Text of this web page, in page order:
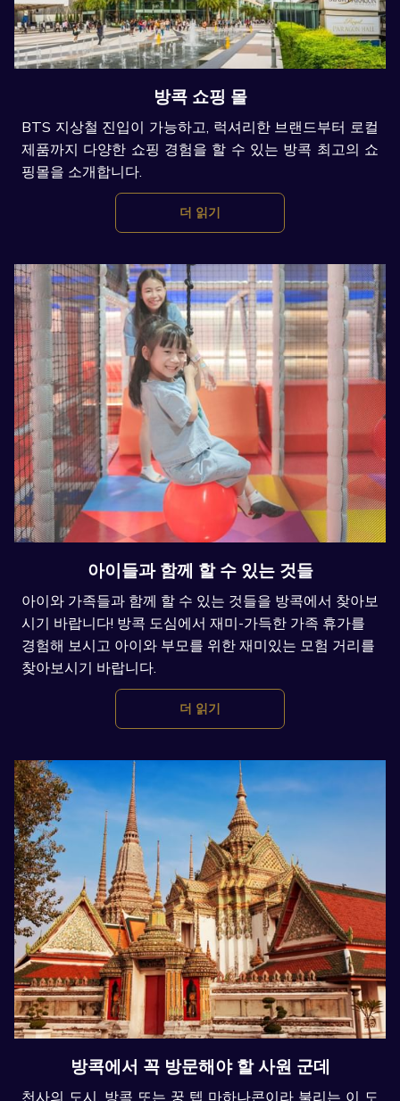
방콕 쇼핑 몰
BTS 지상철 진입이 가능하고, 럭셔리한 브랜드부터 로컬
제품까지 다양한 쇼핑 경험을 할 수 있는 방콕 최고의 쇼
핑몰을 소개합니다.
더 읽기
아이들과 함께 할 수 있는 것들
아이와 가족들과 함께 할 수 있는 것들을 방콕에서 찾아보
시기 바랍니다! 방콕 도심에서 재미-가득한 가족 휴가를
경험해 보시고 아이와 부모를 위한 재미있는 모험 거리를
찾아보시기 바랍니다.
더 읽기
방콕에서 꼭 방문해야 할 사원 군데